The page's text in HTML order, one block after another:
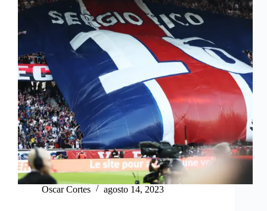
Oscar Cortes agosto 14, 2023